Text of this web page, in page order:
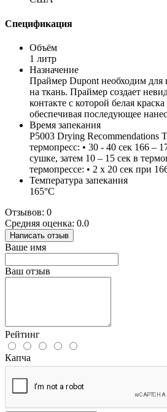
Спецификация
Объём
1 литр
Назначение
Праймер Dupont необходим для
на ткань. Праймер создает
контакте с которой белая краска
обеспечивая последующее
Время запекания
P5003 Drying Recommendations
термопресс: • 30 - 40 сек 166 –
сушке, затем 10 – 15 сек в
термопрессе: • 2 x 20 сек при
Температура запекания
165°С
Отзывов: 0
Средняя оценка: 0.0
Написать отзыв
Ваше имя
Ваш отзыв
Рейтинг
Капча